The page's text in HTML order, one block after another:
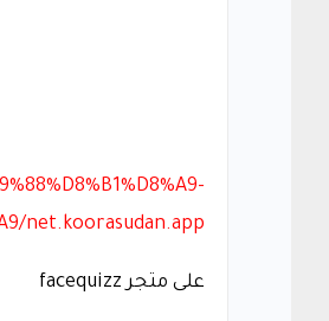
net.koorasudan.app
على متجر facequizz